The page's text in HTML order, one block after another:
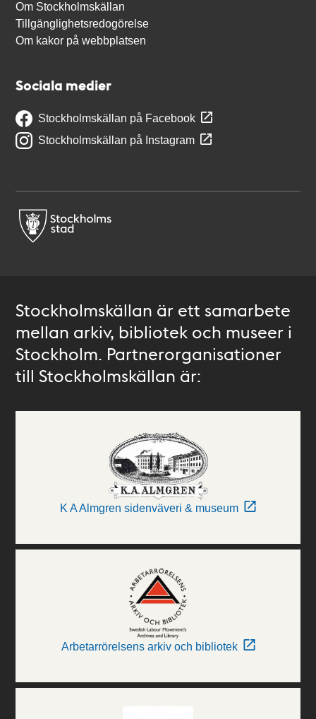
Om Stockholmskällan
Tillgänglighetsredogörelse
Om kakor på webbplatsen
Sociala medier
Stockholmskällan på Facebook
Stockholmskällan på Instagram
Stockholmskällan är ett samarbete
mellan arkiv, bibliotek och museer i
Stockholm. Partnerorganisationer
till Stockholmskällan är:
K A Almgren sidenväveri & museum
Arbetarrörelsens arkiv och bibliotek